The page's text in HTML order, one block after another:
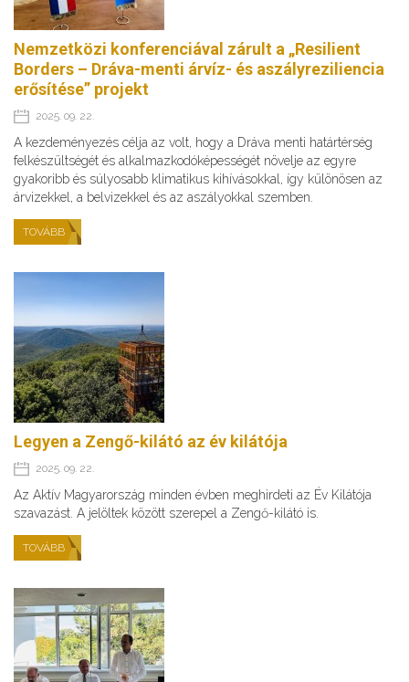
Nemzetközi konferenciával zárult a „Resilient
Borders – Dráva-menti árvíz- és aszályreziliencia
erősítése” projekt
2025. 09. 22.
A kezdeményezés célja az volt, hogy a Dráva menti határtérség
felkészültségét és alkalmazkodóképességét növelje az egyre
gyakoribb és súlyosabb klimatikus kihívásokkal, így különösen az
árvizekkel, a belvizekkel és az aszályokkal szemben.
TOVÁBB
Legyen a Zengő-kilátó az év kilátója
2025. 09. 22.
Az Aktív Magyarország minden évben meghirdeti az Év Kilátója
szavazást. A jelöltek között szerepel a Zengő-kilátó is.
TOVÁBB